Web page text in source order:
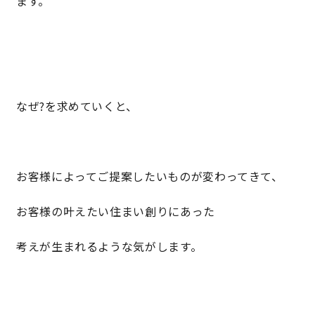
なぜ?を求めていくと、
お客様によってご提案したいものが変わってきて、
お客様の叶えたい住まい創りにあった
考えが生まれるような気がします。